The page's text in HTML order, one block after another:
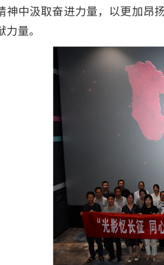
神中汲取奋进力量，以更加昂
力量。